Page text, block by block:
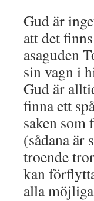
Gud är
att det
asaguden
sin vagn i
Gud är
finna ett
saken
(sådana är
troende
kan
alla